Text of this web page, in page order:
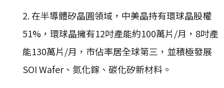
2. 在半導體矽晶圓領域，中美晶持有環球晶股權
51%，環球晶擁有12吋產能約100萬片/月，8吋產
能130萬片/月，市佔率居全球第三，並積極發展
SOI Wafer、氮化鎵、碳化矽新材料。